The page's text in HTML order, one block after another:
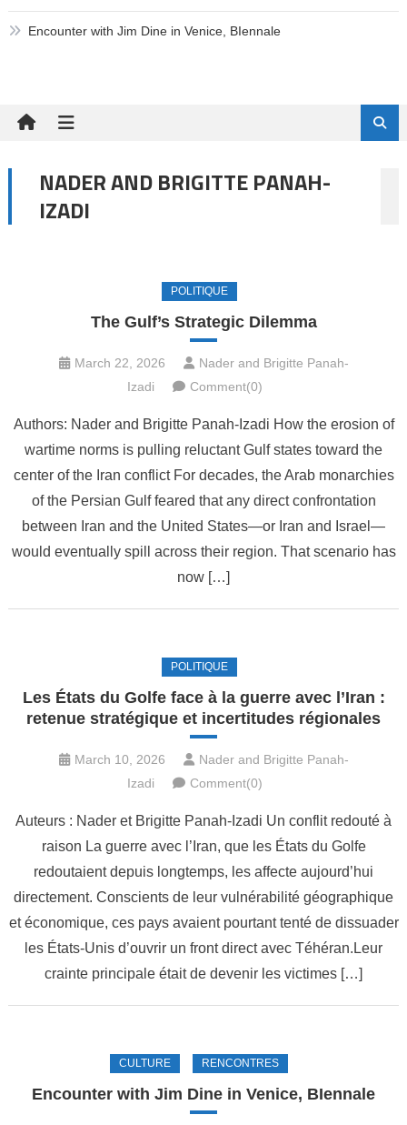
Encounter with Jim Dine in Venice, BIennale
NADER AND BRIGITTE PANAH-
IZADI
POLITIQUE
The Gulf’s Strategic Dilemma
March 22, 2026
Nader and Brigitte Panah-
Izadi
Comment(0)
Authors: Nader and Brigitte Panah-Izadi How the erosion of
wartime norms is pulling reluctant Gulf states toward the
center of the Iran conflict For decades, the Arab monarchies
of the Persian Gulf feared that any direct confrontation
between Iran and the United States—or Iran and Israel—
would eventually spill across their region. That scenario has
now […]
POLITIQUE
Les États du Golfe face à la guerre avec l’Iran :
retenue stratégique et incertitudes régionales
March 10, 2026
Nader and Brigitte Panah-
Izadi
Comment(0)
Auteurs : Nader et Brigitte Panah-Izadi Un conflit redouté à
raison La guerre avec l’Iran, que les États du Golfe
redoutaient depuis longtemps, les affecte aujourd’hui
directement. Conscients de leur vulnérabilité géographique
et économique, ces pays avaient pourtant tenté de dissuader
les États-Unis d’ouvrir un front direct avec Téhéran.Leur
crainte principale était de devenir les victimes […]
CULTURE RENCONTRES
Encounter with Jim Dine in Venice, BIennale